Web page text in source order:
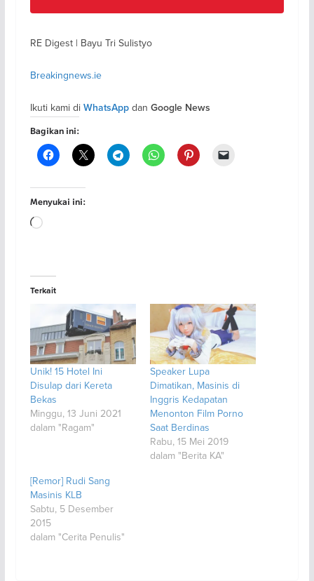
RE Digest | Bayu Tri Sulistyo
Breakingnews.ie
Ikuti kami di WhatsAppdan Google News
Bagikan ini:
Menyukai ini:
Memuat...
Terkait
Unik! 15 Hotel Ini
Disulap dari Kereta
Bekas
Minggu, 13 Juni 2021
dalam "Ragam"
Speaker Lupa
Dimatikan, Masinis di
Inggris Kedapatan
Menonton Film Porno
Saat Berdinas
Rabu, 15 Mei 2019
dalam "Berita KA"
[Remor] Rudi Sang
Masinis KLB
Sabtu, 5 Desember
2015
dalam "Cerita Penulis"